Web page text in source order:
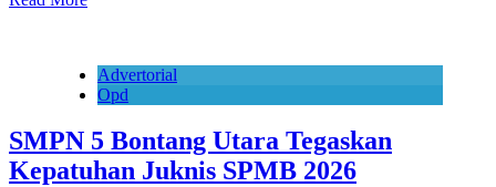
Advertorial
Opd
SMPN 5 Bontang Utara Tegaskan
Kepatuhan Juknis SPMB 2026